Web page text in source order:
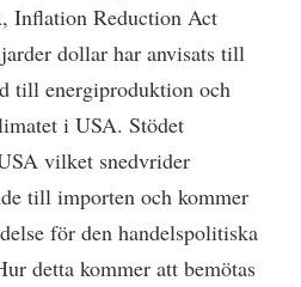
Inflation Reduction Act
dollar har anvisats till
till energiproduktion och
i USA. Stödet
vilket snedvrider
till importen och kommer
för den handelspolitiska
detta kommer att bemötas